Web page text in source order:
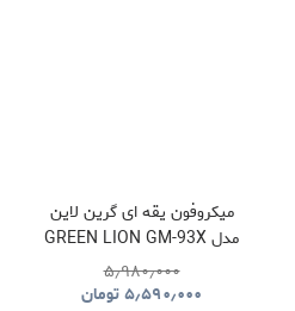
میکروفون یقه ای گرین لاین
مدل GREEN LION GM-93X
GNGM93XMICBK
۵٫۹۸۰٫۰۰۰
۵٫۵۹۰٫۰۰۰تومان